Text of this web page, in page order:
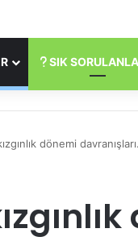
SIK
dönemi davranışları.